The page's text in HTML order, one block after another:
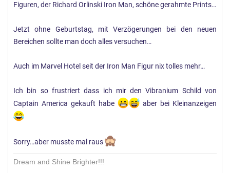
Figuren, der Richard Orlinski Iron Man, schöne gerahmte Prints…
Jetzt ohne Geburtstag, mit Verzögerungen bei den neuen
Bereichen sollte man doch alles versuchen…
Auch im Marvel Hotel seit der Iron Man Figur nix tolles mehr…
Ich bin so frustriert dass ich mir den Vibranium Schild von
Captain America gekauft habe
aber bei Kleinanzeigen
Sorry…aber musste mal raus
Dream and Shine Brighter!!!